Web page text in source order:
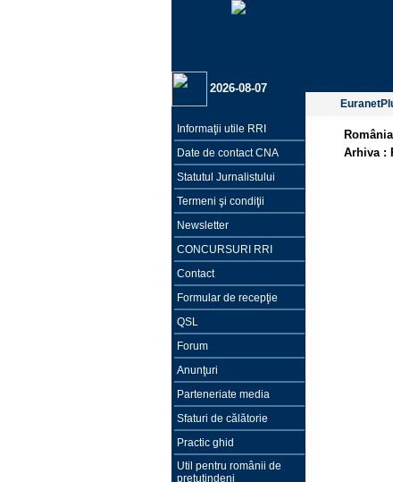
2026-08-07
Informaţii utile RRI
Date de contact CNA
Statutul Jurnalistului
Termeni şi condiţii
Newsletter
CONCURSURI RRI
Contact
Formular de recepţie
QSL
Forum
Anunţuri
Parteneriate media
Sfaturi de călătorie
Practic ghid
Util pentru românii de
pretutindeni
Arhiva :